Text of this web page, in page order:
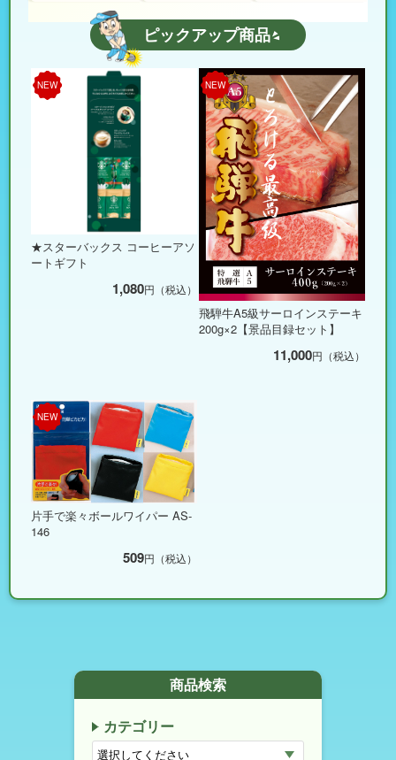
ピックアップ商品
NEW
★スターバックス コーヒーアソ
ートギフト
1,080円（税込）
NEW
飛騨牛A5級サーロインステーキ
200g×2【景品目録セット】
11,000円（税込）
NEW
片手で楽々ボールワイパー AS-
146
509円（税込）
商品検索
カテゴリー